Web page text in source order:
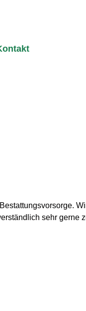
sehr gerne